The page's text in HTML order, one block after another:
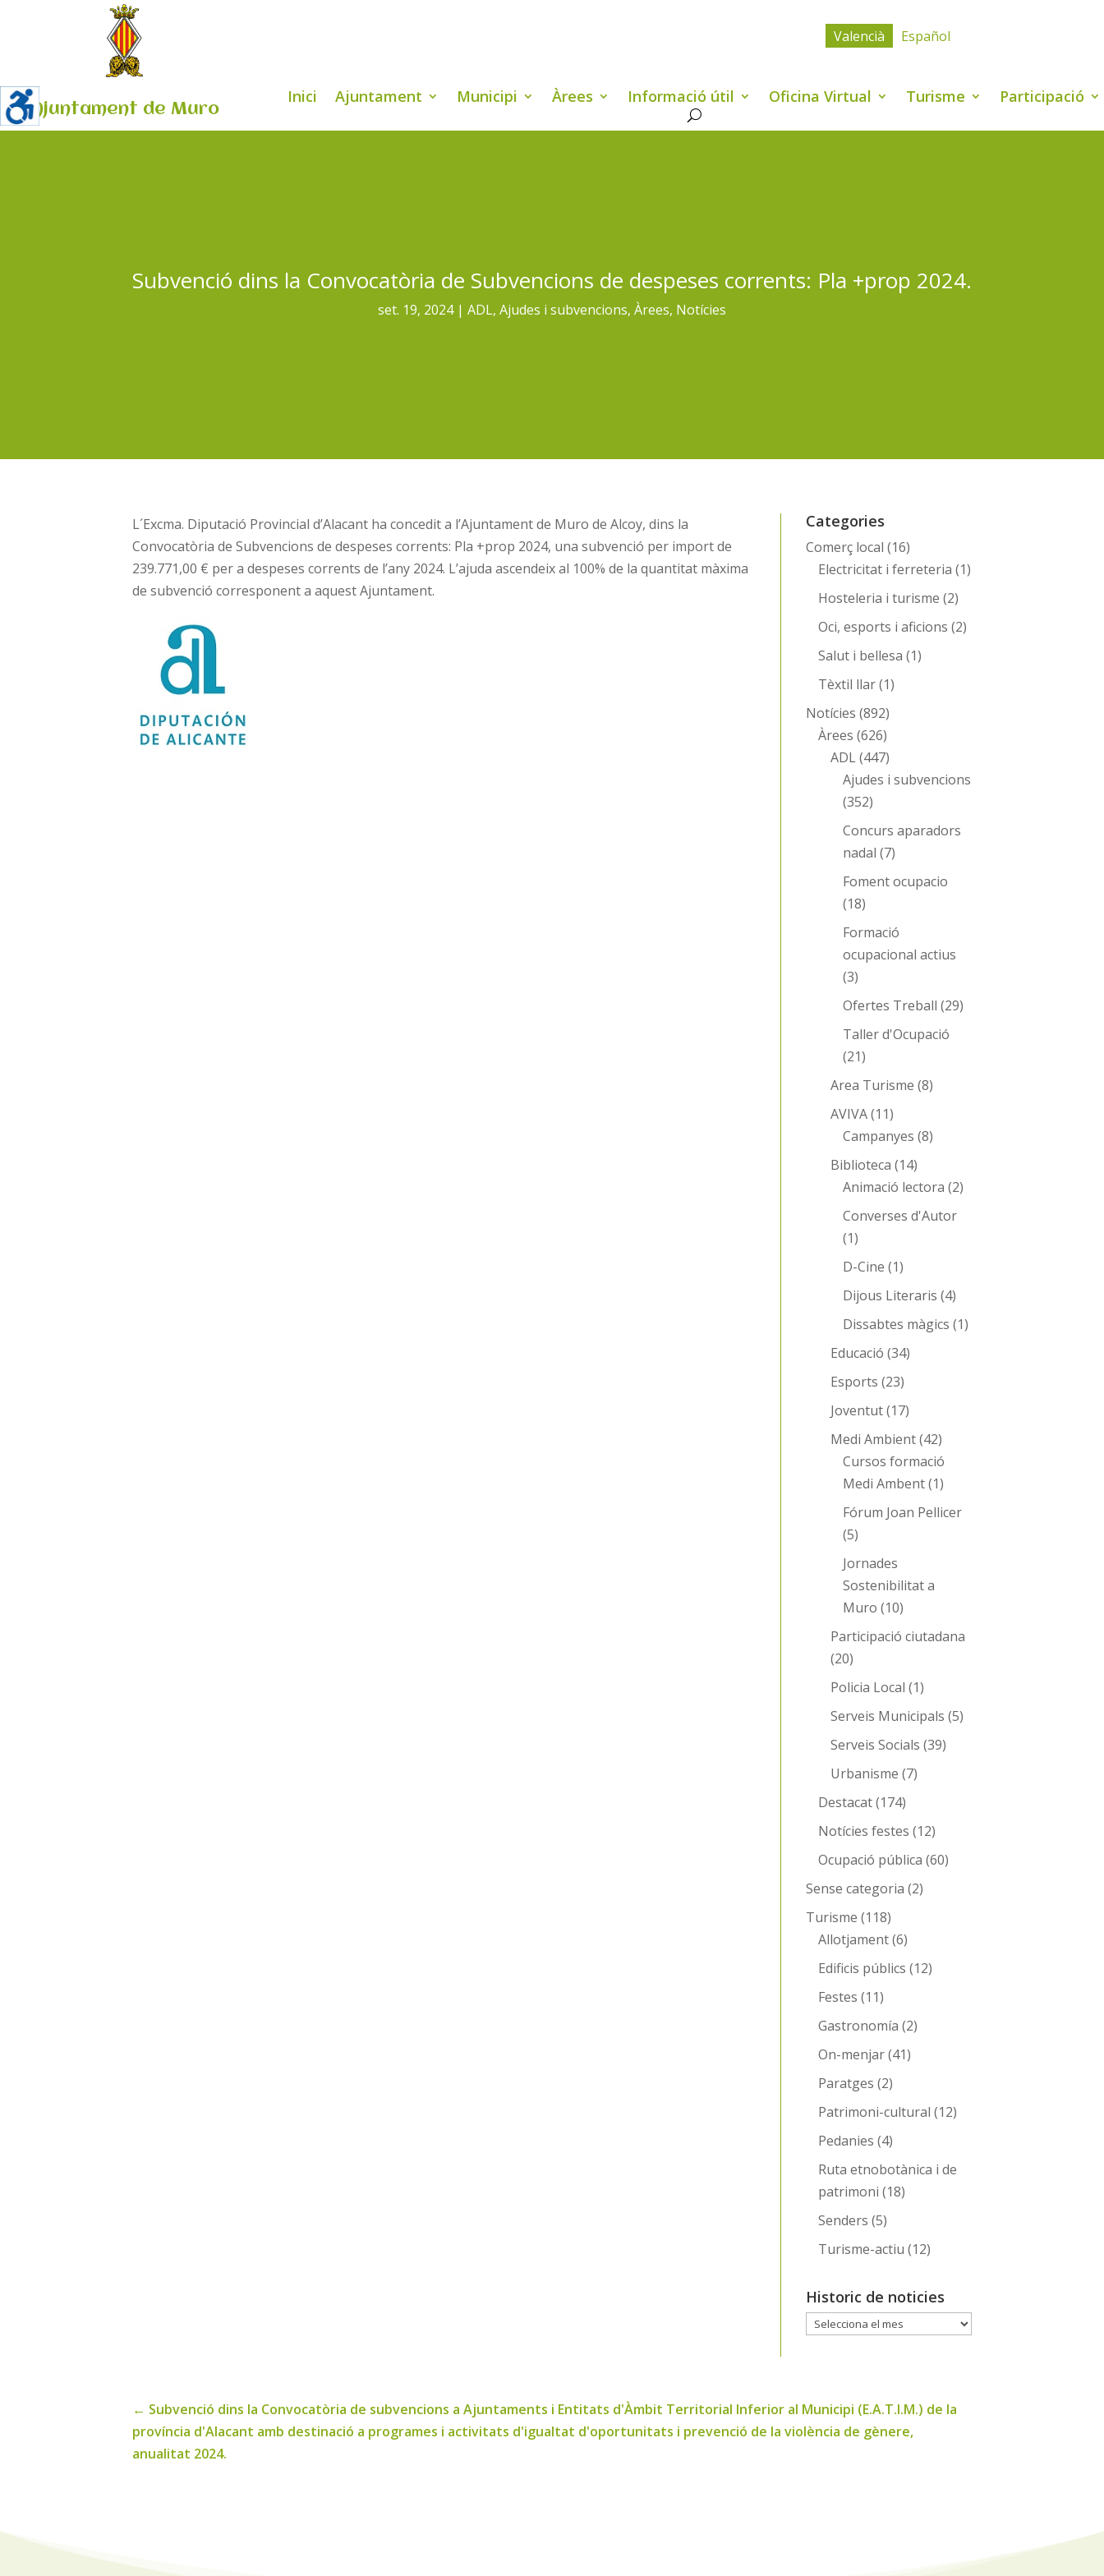
Ajuntament de Muro
Valencià Español
Inici Ajuntament Municipi Àrees Informació útil Oficina Virtual Turisme Participació
Subvenció dins la Convocatòria de Subvencions de despeses corrents: Pla +prop 2024.
set. 19, 2024 ADL, Ajudes i subvencions, Àrees, Notícies
L´Excma. Diputació Provincial d’Alacant ha concedit a l’Ajuntament de Muro de Alcoy, dins la
Convocatòria de Subvencions de despeses corrents: Pla +prop 2024, una subvenció per import de
239.771,00 € per a despeses corrents de l’any 2024. L’ajuda ascendeix al 100% de la quantitat màxima
de subvenció corresponent a aquest Ajuntament.
Categories
Comerç local (16)
Electricitat i ferreteria (1)
Hosteleria i turisme (2)
Oci, esports i aficions (2)
Salut i bellesa (1)
Tèxtil llar(1)
Notícies (892)
Àrees (626)
ADL(447)
Ajudes i subvencions
(352)
Concurs aparadors
nadal (7)
Foment ocupacio
(18)
Formació
ocupacional actius
(3)
Ofertes Treball (29)
Taller d'Ocupació
(21)
Area Turisme (8)
AVIVA(11)
Campanyes (8)
Biblioteca (14)
Animació lectora (2)
Converses d'Autor
(1)
D-Cine (1)
Dijous Literaris (4)
Dissabtes màgics (1)
Educació (34)
Esports (23)
Joventut(17)
Medi Ambient(42)
Cursos formació
Medi Ambent(1)
Fórum Joan Pellicer
(5)
Jornades
Sostenibilitat a
Muro (10)
Participació ciutadana
(20)
Policia Local (1)
Serveis Municipals (5)
Serveis Socials (39)
Urbanisme (7)
Destacat(174)
Notícies festes (12)
Ocupació pública (60)
Sense categoria (2)
Turisme (118)
Allotjament(6)
Edificis públics (12)
Festes (11)
Gastronomía (2)
On-menjar(41)
Paratges (2)
Patrimoni-cultural (12)
Pedanies (4)
Ruta etnobotànica i de
patrimoni (18)
Senders (5)
Turisme-actiu (12)
Historic de noticies
Historic
← Subvenció dins la Convocatòria de subvencions a Ajuntaments i Entitats d'Àmbit Territorial Inferior al Municipi (E.A.T.I.M.) de la
província d'Alacant amb destinació a programes i activitats d'igualtat d'oportunitats i prevenció de la violència de gènere,
anualitat 2024.